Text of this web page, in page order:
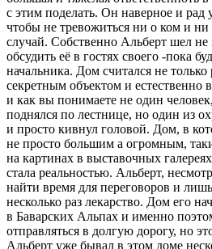
с этим поделать. Он наверное и рад
чтобы не тревожиться ни о ком и
случай. Собственно Альберт шел не
обсудить её в гостях своего -пока
начальника. Дом считался не
секретным объектом и естественно
и как вы понимаете не один
поднялся по лестнице, но один из
и просто кивнул головой. Дом, в
не просто большим а огромным,
на картинах в выставочных
стала реальностью. Альберт,
найти время для переговоров и
несколько раз лекарство. Дом его
в Баварских Альпах и именно
отправляться в долгую дорогу, но
Альберт уже бывал в этом доме